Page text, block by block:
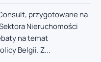
przygotowane na
Nieruchomości
na temat
Belgii. Z...